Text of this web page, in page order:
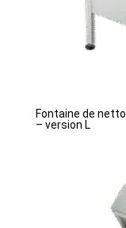
Fontaine de
– version L